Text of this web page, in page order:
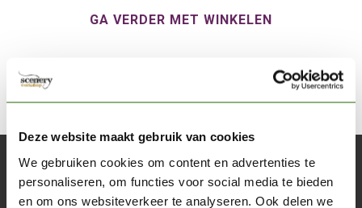
Deze website maakt gebruik van cookies
We gebruiken cookies om content en advertenties te
personaliseren, om functies voor social media te bieden
en om ons websiteverkeer te analyseren. Ook delen we
GA VERDER MET WINKELEN
Abonneer je op onze nieuwsbrief
Blijf op de hoogte over onze laatste acties